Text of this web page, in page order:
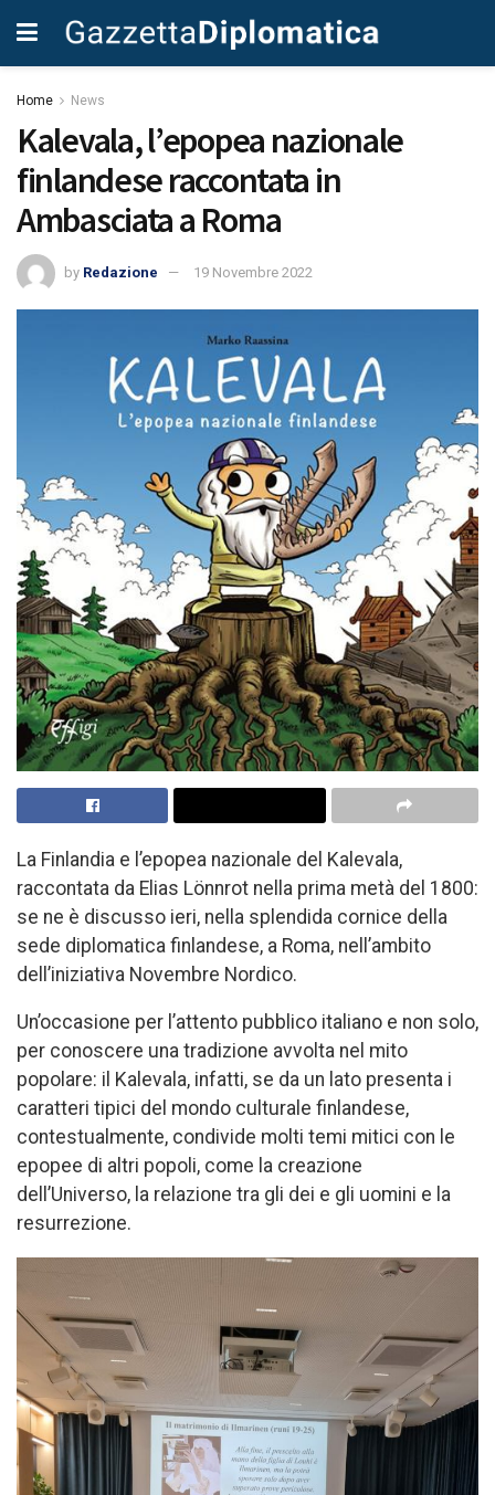
Home News
Kalevala, l’epopea nazionale
finlandese raccontata in
Ambasciata a Roma
by Redazione 19 Novembre 2022
La Finlandia e l’epopea nazionale del Kalevala,
raccontata da Elias Lönnrot nella prima metà del 1800:
se ne è discusso ieri, nella splendida cornice della
sede diplomatica finlandese, a Roma, nell’ambito
dell’iniziativa Novembre Nordico.
Un’occasione per l’attento pubblico italiano e non solo,
per conoscere una tradizione avvolta nel mito
popolare: il Kalevala, infatti, se da un lato presenta i
caratteri tipici del mondo culturale finlandese,
contestualmente, condivide molti temi mitici con le
epopee di altri popoli, come la creazione
dell’Universo, la relazione tra gli dei e gli uomini e la
resurrezione.